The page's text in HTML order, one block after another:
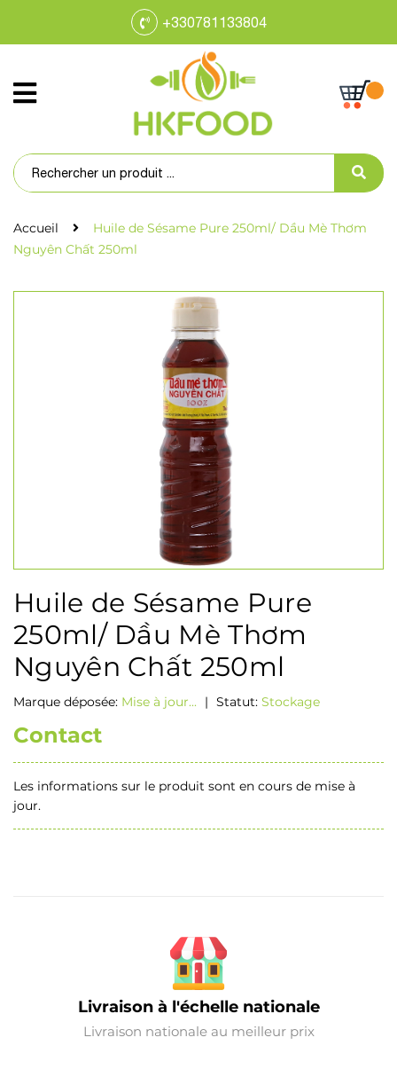
+330781133804
Accueil
Huile de Sésame Pure 250ml/ Dầu Mè Thơm
Nguyên Chất 250ml
Huile de Sésame Pure
250ml/ Dầu Mè Thơm
Nguyên Chất 250ml
Marque déposée: Mise à jour... | Statut: Stockage
Contact
Les informations sur le produit sont en cours de mise à
jour.
Livraison à l'échelle nationale
Livraison nationale au meilleur prix